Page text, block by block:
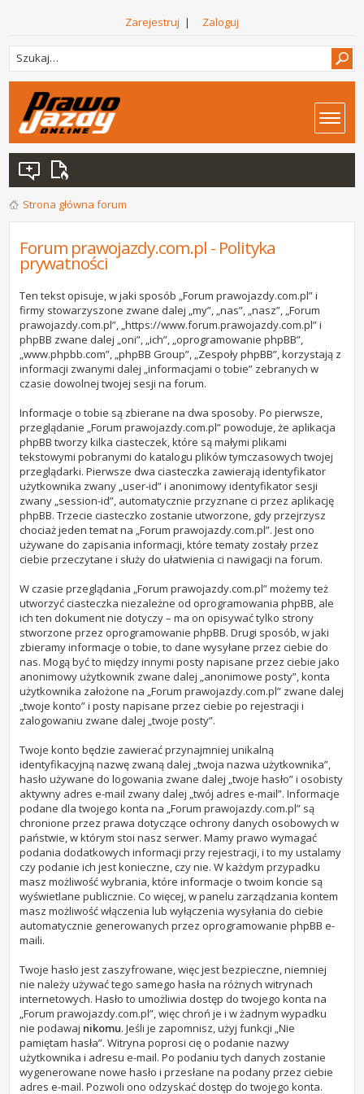
Zarejestruj | Zaloguj
Strona główna forum
Forum prawojazdy.com.pl - Polityka
prywatności
Ten tekst opisuje, w jaki sposób „Forum prawojazdy.com.pl” i
firmy stowarzyszone zwane dalej „my”, „nas”, „nasz”, „Forum
prawojazdy.com.pl”, „https://www.forum.prawojazdy.com.pl” i
phpBB zwane dalej „oni”, „ich”, „oprogramowanie phpBB”,
„www.phpbb.com”, „phpBB Group”, „Zespoły phpBB”, korzystają z
informacji zwanymi dalej „informacjami o tobie” zebranych w
czasie dowolnej twojej sesji na forum.
Informacje o tobie są zbierane na dwa sposoby. Po pierwsze,
przeglądanie „Forum prawojazdy.com.pl” powoduje, że aplikacja
phpBB tworzy kilka ciasteczek, które są małymi plikami
tekstowymi pobranymi do katalogu plików tymczasowych twojej
przeglądarki. Pierwsze dwa ciasteczka zawierają identyfikator
użytkownika zwany „user-id” i anonimowy identyfikator sesji
zwany „session-id”, automatycznie przyznane ci przez aplikację
phpBB. Trzecie ciasteczko zostanie utworzone, gdy przejrzysz
chociaż jeden temat na „Forum prawojazdy.com.pl”. Jest ono
używane do zapisania informacji, które tematy zostały przez
ciebie przeczytane i służy do ułatwienia ci nawigacji na forum.
W czasie przeglądania „Forum prawojazdy.com.pl” możemy też
utworzyć ciasteczka niezależne od oprogramowania phpBB, ale
ich ten dokument nie dotyczy – ma on opisywać tylko strony
stworzone przez oprogramowanie phpBB. Drugi sposób, w jaki
zbieramy informacje o tobie, to dane wysyłane przez ciebie do
nas. Mogą być to między innymi posty napisane przez ciebie jako
anonimowy użytkownik zwane dalej „anonimowe posty”, konta
użytkownika założone na „Forum prawojazdy.com.pl” zwane dalej
„twoje konto” i posty napisane przez ciebie po rejestracji i
zalogowaniu zwane dalej „twoje posty”.
Twoje konto będzie zawierać przynajmniej unikalną
identyfikacyjną nazwę zwaną dalej „twoja nazwa użytkownika”,
hasło używane do logowania zwane dalej „twoje hasło” i osobisty
aktywny adres e-mail zwany dalej „twój adres e-mail”. Informacje
podane dla twojego konta na „Forum prawojazdy.com.pl” są
chronione przez prawa dotyczące ochrony danych osobowych w
państwie, w którym stoi nasz serwer. Mamy prawo wymagać
podania dodatkowych informacji przy rejestracji, i to my ustalamy
czy podanie ich jest konieczne, czy nie. W każdym przypadku
masz możliwość wybrania, które informacje o twoim koncie są
wyświetlane publicznie. Co więcej, w panelu zarządzania kontem
masz możliwość włączenia lub wyłączenia wysyłania do ciebie
automatycznie generowanych przez oprogramowanie phpBB e-
maili.
Twoje hasło jest zaszyfrowane, więc jest bezpieczne, niemniej
nie należy używać tego samego hasła na różnych witrynach
internetowych. Hasło to umożliwia dostęp do twojego konta na
„Forum prawojazdy.com.pl”, więc chroń je i w żadnym wypadku
nie podawaj nikomu. Jeśli je zapomnisz, użyj funkcji „Nie
pamiętam hasła”. Witryna poprosi cię o podanie nazwy
użytkownika i adresu e-mail. Po podaniu tych danych zostanie
wygenerowane nowe hasło i przesłane na podany przez ciebie
adres e-mail. Pozwoli ono odzyskać dostęp do twojego konta.